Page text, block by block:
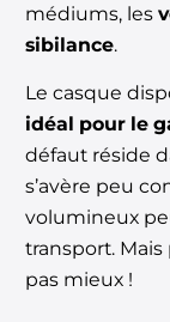
médiums, les
sibilance.
Le casque
idéal pour le
défaut réside
s’avère peu
volumineux
transport.
pas mieux !